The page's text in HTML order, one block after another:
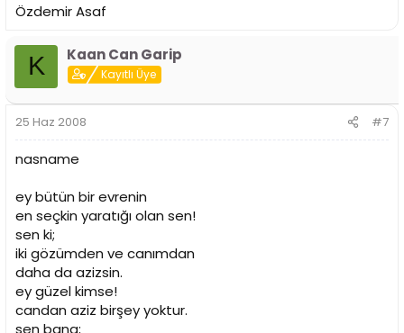
Özdemir Asaf
K Kaan Can Garip
Kayıtlı Üye
25 Haz 2008 #7
nasname
ey bütün bir evrenin
en seçkin yaratığı olan sen!
sen ki;
iki gözümden ve canımdan
daha da azizsin.
ey güzel kimse!
candan aziz birşey yoktur.